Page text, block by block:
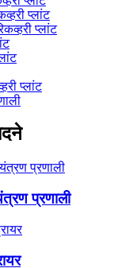
प्लांट
प्लांट
प्लांट
प्रणाली